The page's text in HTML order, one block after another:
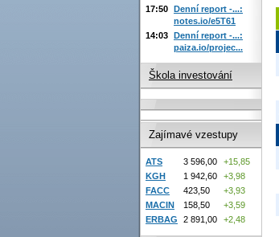
17:50 Denní report -...:
notes.io/e5T61
14:03 Denní report -...:
paiza.io/projec...
Škola investování
Zajímavé vzestupy
ATS 3 596,00
+15,85
KGH
1 942,60
+3,98
FACC
423,50
+3,93
MACIN
158,50
+3,59
ERBAG
2 891,00 +2,48